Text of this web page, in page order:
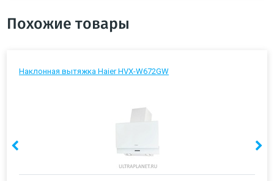
Похожие товары
Наклонная вытяжка Haier HVX-W672GW